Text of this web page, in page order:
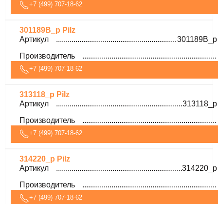
+7 (499) 707-18-62
301189B_p Pilz
Артикул
301189B_p
Производитель
+7 (499) 707-18-62
313118_p Pilz
Артикул
313118_p
Производитель
+7 (499) 707-18-62
314220_p Pilz
Артикул
314220_p
Производитель
+7 (499) 707-18-62